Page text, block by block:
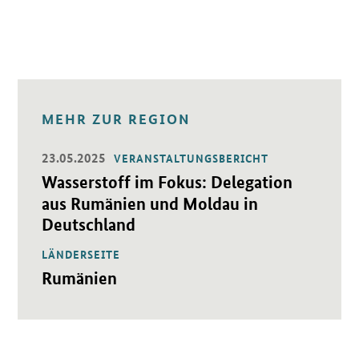
MEHR ZUR REGION
23.05.2025 VERANSTALTUNGSBERICHT
Wasserstoff im Fokus: Delegation
aus Rumänien und Moldau in
Deutschland
Öffnet Einzelsicht
LÄNDERSEITE
Rumänien
Öffnet Einzelsicht